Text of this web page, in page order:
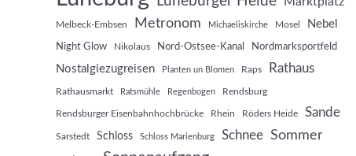
Melbeck-Embsen Metronom Michaeliskirche Mosel Nebel
Night Glow Nikolaus Nord-Ostsee-Kanal Nordmarksportfeld
Nostalgiezugreisen Planten un Blomen Raps Rathaus
Rathausmarkt Ratsmühle Regenbogen Rendsburg
Rendsburger Eisenbahnhochbrücke Rhein Röders Heide Sande
Sarstedt Schloss Schloss Marienburg Schnee Sommer